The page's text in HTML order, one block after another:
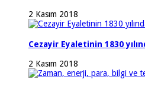
2 Kasım 2018
Cezayir Eyaletinin 1830
2 Kasım 2018